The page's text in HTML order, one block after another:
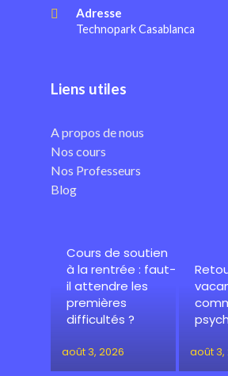
Adresse
Technopark Casablanca
Liens utiles
A propos de nous
Nos cours
Nos Professeurs
Blog
Cours de soutien
à la rentrée : faut-
il attendre les
premières
difficultés ?
août 3, 2026 août 3,